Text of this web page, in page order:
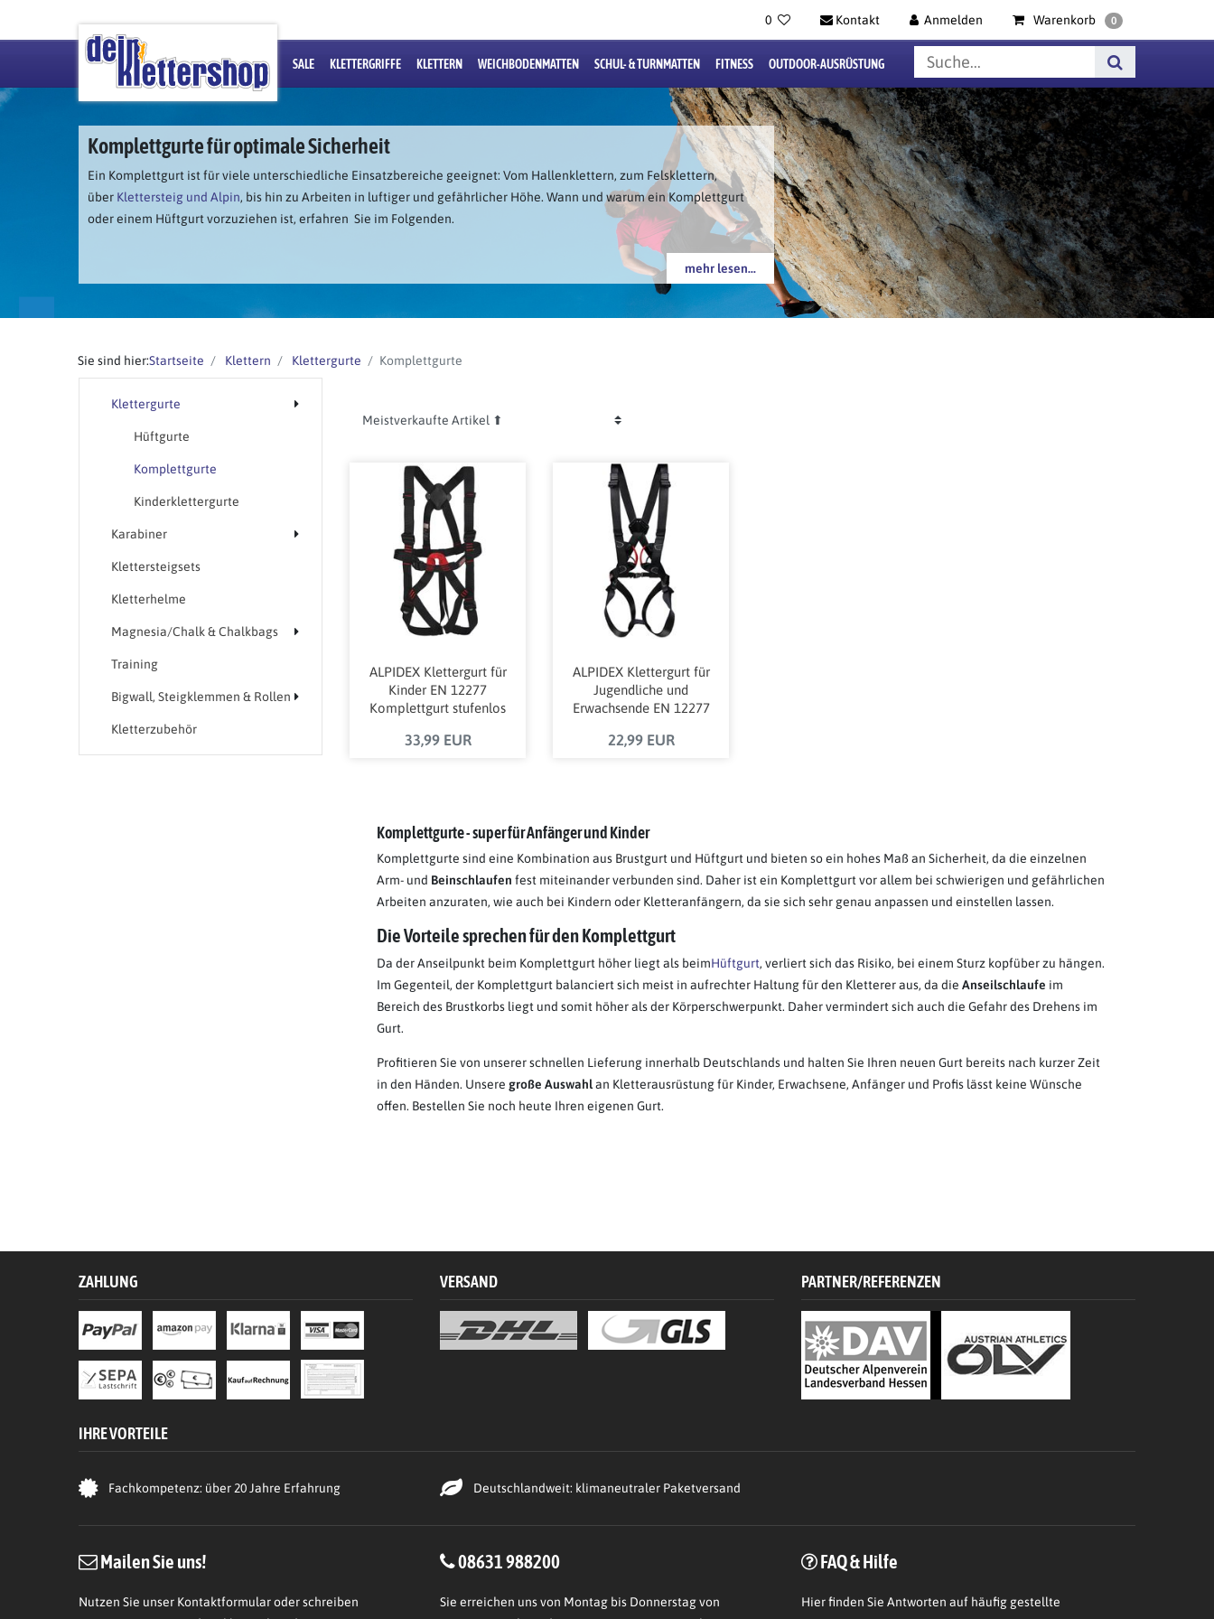
0 Kontakt Anmelden Warenkorb 0
SALE KLETTERGRIFFE KLETTERN WEICHBODENMATTEN SCHUL- & TURNMATTEN FITNESS OUTDOOR-AUSRÜSTUNG
Komplettgurte für optimale Sicherheit
Ein Komplettgurt ist für viele unterschiedliche Einsatzbereiche geeignet: Vom Hallenklettern, zum Felsklettern,
über Klettersteig und Alpin, bis hin zu Arbeiten in luftiger und gefährlicher Höhe. Wann und warum ein Komplettgurt
oder einem Hüftgurt vorzuziehen ist, erfahren Sie im Folgenden.
mehr lesen...
Sie sind hier:Startseite Klettern Klettergurte Komplettgurte
Klettergurte
Hüftgurte
Komplettgurte
Kinderklettergurte
Karabiner
Klettersteigsets
Kletterhelme
Magnesia/Chalk & Chalkbags
Training
Bigwall, Steigklemmen & Rollen
Kletterzubehör
ALPIDEX Klettergurt für
Kinder EN 12277
Komplettgurt stufenlos
33,99 EUR
ALPIDEX Klettergurt für
Jugendliche und
Erwachsende EN 12277
verstellbar
22,99 EUR
Komplettgurte - super für Anfänger und Kinder
Komplettgurte sind eine Kombination aus Brustgurt und Hüftgurt und bieten so ein hohes Maß an Sicherheit, da die einzelnen
Arm- und Beinschlaufen fest miteinander verbunden sind. Daher ist ein Komplettgurt vor allem bei schwierigen und gefährlichen
Arbeiten anzuraten, wie auch bei Kindern oder Kletteranfängern, da sie sich sehr genau anpassen und einstellen lassen.
Die Vorteile sprechen für den Komplettgurt
Da der Anseilpunkt beim Komplettgurt höher liegt als beimHüftgurt, verliert sich das Risiko, bei einem Sturz kopfüber zu hängen.
Im Gegenteil, der Komplettgurt balanciert sich meist in aufrechter Haltung für den Kletterer aus, da die Anseilschlaufe im
Bereich des Brustkorbs liegt und somit höher als der Körperschwerpunkt. Daher vermindert sich auch die Gefahr des Drehens im
Gurt.
Profitieren Sie von unserer schnellen Lieferung innerhalb Deutschlands und halten Sie Ihren neuen Gurt bereits nach kurzer Zeit
in den Händen. Unsere große Auswahlan Kletterausrüstung für Kinder, Erwachsene, Anfänger und Profis lässt keine Wünsche
offen. Bestellen Sie noch heute Ihren eigenen Gurt.
ZAHLUNG VERSAND PARTNER/REFERENZEN
IHRE VORTEILE
Fachkompetenz: über 20 Jahre Erfahrung Deutschlandweit: klimaneutraler Paketversand
Mailen Sie uns!
Nutzen Sie unser Kontaktformular oder schreiben
08631 988200
Sie erreichen uns von Montag bis Donnerstag von
FAQ & Hilfe
Hierfinden Sie Antworten auf häufig gestellte